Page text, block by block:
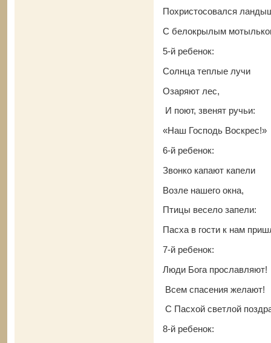
Похристосовался
С белокрылым
5-й ребенок:
Солнца теплые лучи
Озаряют лес,
И поют, звенят ручьи:
«Наш Господь Воскрес!»
6-й ребенок:
Звонко капают капели
Возле нашего окна,
Птицы весело запели:
Пасха в гости к нам
7-й ребенок:
Люди Бога прославляют!
Всем спасения желают!
С Пасхой светлой
8-й ребенок: